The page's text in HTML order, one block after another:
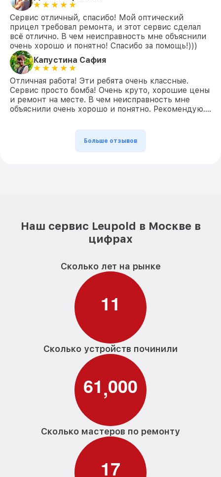
Сервис отличный, спасибо! Мой оптический
прицел требовал ремонта, и этот сервис сделал
всё отлично. В чем неисправность мне объяснили
очень хорошо и понятно! Спасибо за помощь!)))
Капустина Сафия
Отличная работа! Эти ребята очень классные.
Сервис просто бомба! Очень круто, хорошие цены
и ремонт на месте. В чем неисправность мне
объяснили очень хорошо и понятно. Рекомендую….
Больше отзывов
Наш сервис Leupold в Москве в
цифрах
Сколько лет на рынке
11
Сколько устройств починили
61,000
Сколько мастеров по ремонту
17